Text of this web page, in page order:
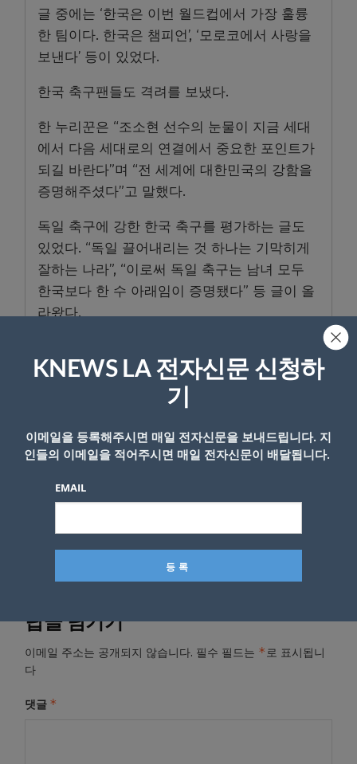
글 중에는 ‘한국은 이번 월드컵에서 가장 훌륭
한 팀이다. 한국은 챔피언’, ‘모로코에서 사랑을
보낸다’ 등이 있었다.
한국 축구팬들도 격려를 보냈다.
한 누리꾼은 “조소현 선수의 눈물이 지금 세대
에서 다음 세대로의 연결에서 중요한 포인트가
되길 바란다”며 “전 세계에 대한민국의 강함을
증명해주셨다”고 말했다.
독일 축구에 강한 한국 축구를 평가하는 글도
있었다. “독일 끌어내리는 것 하나는 기막히게
잘하는 나라”, “이로써 독일 축구는 남녀 모두
한국보다 한 수 아래임이 증명됐다” 등 글이 올
라왔다.
했다. 그는 “뭘 증명했냐. 독일 떨어뜨린 것으로
물 타기 하지 마라”며 “이번 월드컵 대표팀 경
기력 보면 진짜 수준 이하 그 자체다. 계속 반성
해야할 정도”라고 꼬집었다.
- Copyright © KNEWSLA.COM, 무단 전재 및 재배포 금지
답글 남기기
이메일 주소는 공개되지 않습니다. 필수 필드는 *로 표시됩니
다
댓글 *
KNEWS LA 전자신문 신청하
기
이메일을 등록해주시면 매일 전자신문을 보내드립니다. 지
인들의 이메일을 적어주시면 매일 전자신문이 배달됩니다.
EMAIL